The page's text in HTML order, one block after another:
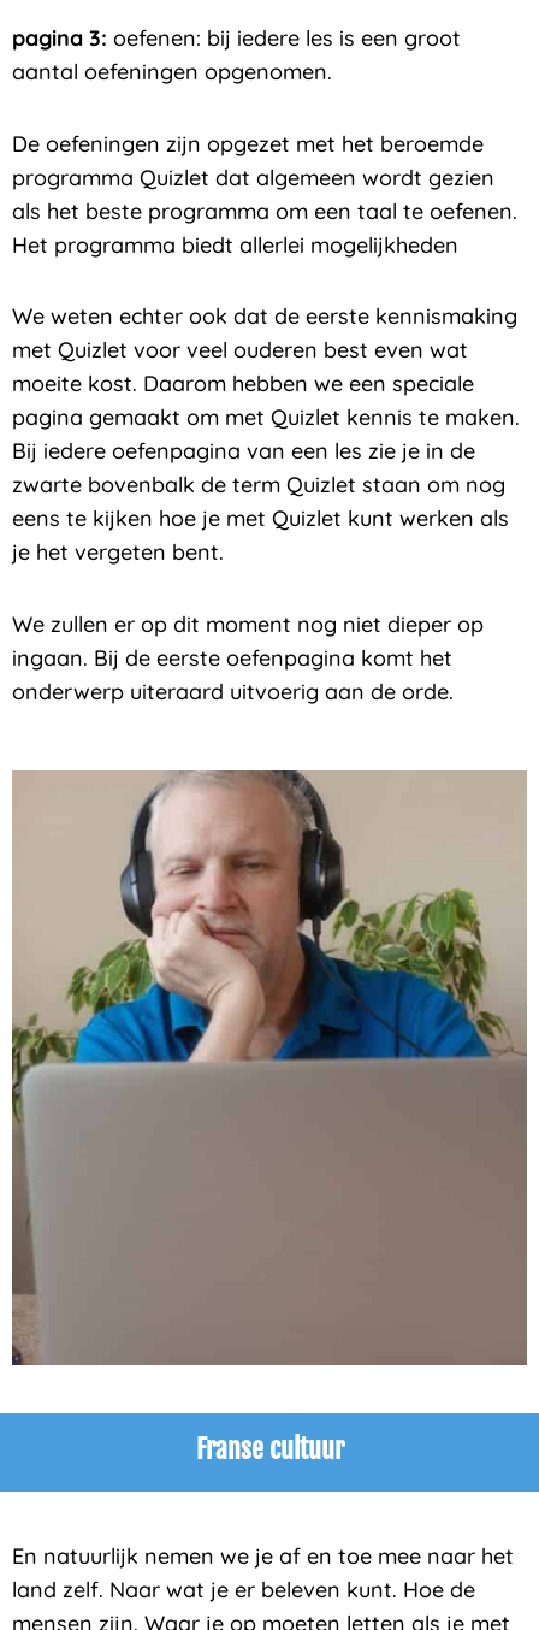
pagina 3: oefenen: bij iedere les is een groot
aantal oefeningen opgenomen.
De oefeningen zijn opgezet met het beroemde
programma Quizlet dat algemeen wordt gezien
als het beste programma om een taal te oefenen.
Het programma biedt allerlei mogelijkheden
We weten echter ook dat de eerste kennismaking
met Quizlet voor veel ouderen best even wat
moeite kost. Daarom hebben we een speciale
pagina gemaakt om met Quizlet kennis te maken.
Bij iedere oefenpagina van een les zie je in de
zwarte bovenbalk de term Quizlet staan om nog
eens te kijken hoe je met Quizlet kunt werken als
je het vergeten bent.
We zullen er op dit moment nog niet dieper op
ingaan. Bij de eerste oefenpagina komt het
onderwerp uiteraard uitvoerig aan de orde.
Franse cultuur
En natuurlijk nemen we je af en toe mee naar het
land zelf. Naar wat je er beleven kunt. Hoe de
mensen zijn. Waar je op moeten letten als je met